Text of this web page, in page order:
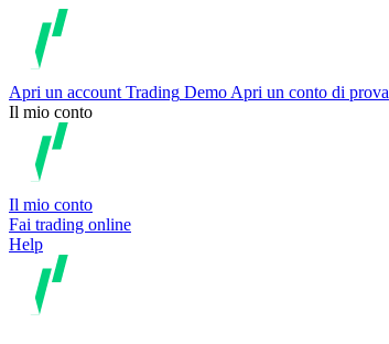
Apri un account Trading Demo Apri un conto di prova
Il mio conto
Il mio conto
Fai trading online
Help